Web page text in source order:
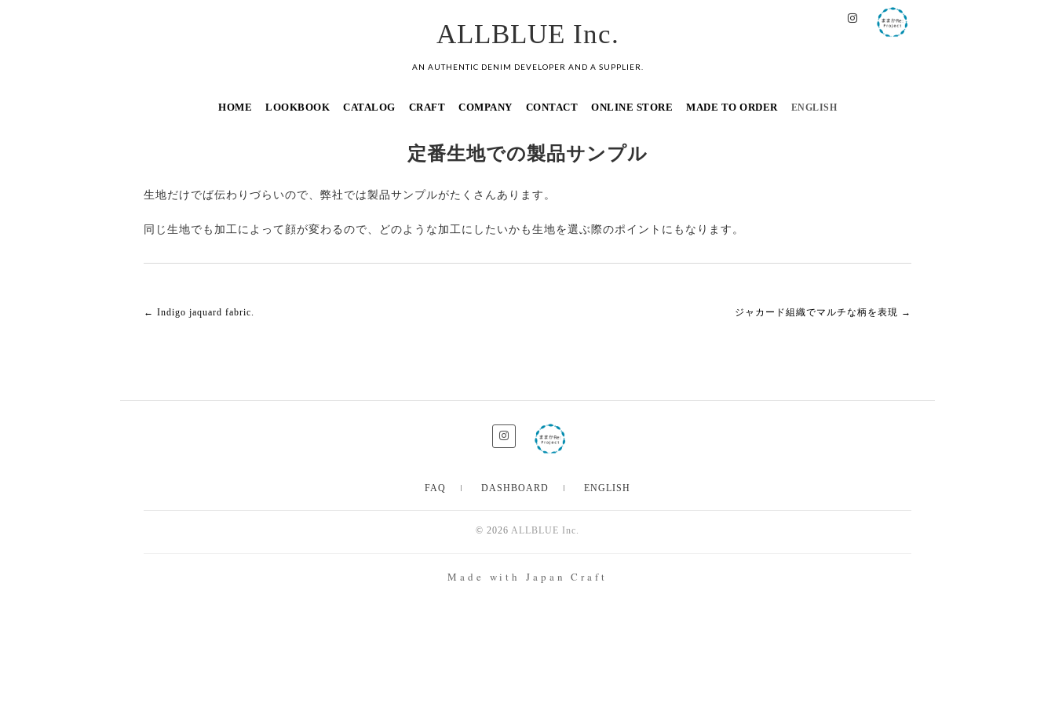
ALLBLUE Inc.
AN AUTHENTIC DENIM DEVELOPER AND A SUPPLIER.
HOME LOOKBOOK CATALOG CRAFT COMPANY CONTACT ONLINE STORE MADE TO ORDER ENGLISH
定番生地での製品サンプル
生地だけでば伝わりづらいので、弊社では製品サンプルがたくさんあります。
同じ生地でも加工によって顔が変わるので、どのような加工にしたいかも生地を選ぶ際のポイントにもなります。
← Indigo jaquard fabric. ジャカード組織でマルチな柄を表現 →
FAQ DASHBOARD ENGLISH
© 2026 ALLBLUE Inc.
Made with Japan Craft